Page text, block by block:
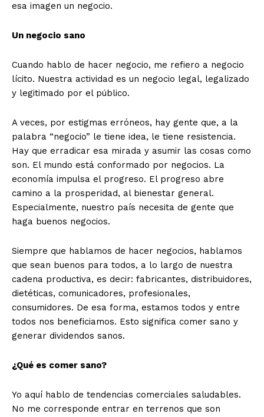
esa imagen un negocio.
Un negocio sano
Cuando hablo de hacer negocio, me refiero a negocio
lícito. Nuestra actividad es un negocio legal, legalizado
y legitimado por el público.
A veces, por estigmas erróneos, hay gente que, a la
palabra “negocio” le tiene idea, le tiene resistencia.
Hay que erradicar esa mirada y asumir las cosas como
son. El mundo está conformado por negocios. La
economía impulsa el progreso. El progreso abre
camino a la prosperidad, al bienestar general.
Especialmente, nuestro país necesita de gente que
haga buenos negocios.
Siempre que hablamos de hacer negocios, hablamos
que sean buenos para todos, a lo largo de nuestra
cadena productiva, es decir: fabricantes, distribuidores,
dietéticas, comunicadores, profesionales,
consumidores. De esa forma, estamos todos y entre
todos nos beneficiamos. Esto significa comer sano y
generar dividendos sanos.
¿Qué es comer sano?
Yo aquí hablo de tendencias comerciales saludables.
No me corresponde entrar en terrenos que son